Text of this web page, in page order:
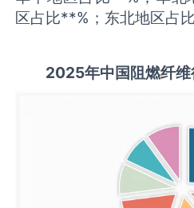
区占比**%；东北地区占
2025年中国阻燃纤维